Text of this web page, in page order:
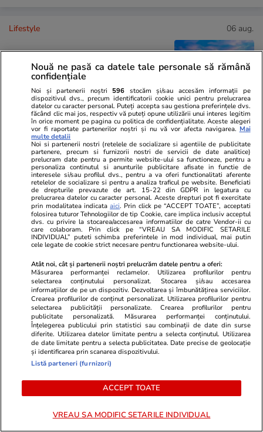
Lifestyle 06 aug.
30 de expresii în turcă esențiale
pentru vacanță: de la bazar la
plajă
Lifestyle 04 aug.
Cum se scrie corect: bineînțeles
sau bine înțeles
Interviu
Știri România 13:00
Curs de prim ajutor pentru
animale din România. Ce
trebuie să știi dacă întâlnești un
animal aflat în pericol. Corina
Fierbințeanu: „Uneori, cel mai
bun ajutor pe care îl poți oferi
este să știi ce să nu faci”
Nouă ne pasă ca datele tale personale să rămână
confidențiale
Noi și partenerii noștri 596 stocăm și/sau accesăm informații pe
dispozitivul dvs., precum identificatorii cookie unici pentru prelucrarea
datelor cu caracter personal. Puteți accepta sau gestiona preferințele dvs.
făcând clic mai jos, respectiv vă puteți opune utilizării unui interes legitim
în orice moment pe pagina cu politica de confidențialitate. Aceste alegeri
vor fi raportate partenerilor noștri și nu vă vor afecta navigarea. Mai
multe detalii
Noi si partenerii nostri (retelele de socializare si agentiile de publicitate
partenere, precum si furnizorii nostri de servicii de date analitice)
prelucram date pentru a permite website-ului sa functioneze, pentru a
personaliza continutul si anunturile publicitare afisate in functie de
interesele si/sau profilul dvs., pentru a va oferi functionalitati aferente
retelelor de socializare si pentru a analiza traficul pe website. Beneficiati
de drepturile prevazute de art. 15-22 din GDPR in legatura cu
prelucrarea datelor cu caracter personal. Aceste drepturi pot fi exercitate
prin modalitatea indicataaici. Prin click pe “ACCEPT TOATE”, acceptati
folosirea tuturor Tehnologiilor de tip Cookie, care implica inclusiv acceptul
dvs. cu privire la stocarea/accesarea informatiilor de catre Vendor-ii cu
care colaboram. Prin click pe “VREAU SA MODIFIC SETARILE
INDIVIDUAL” puteti schimba preferintele in mod individual, mai putin
cele legate de cookie strict necesare pentru functionarea website-ului.
Atât noi, cât și partenerii noștri prelucrăm datele pentru a oferi:
Măsurarea performanței reclamelor. Utilizarea profilurilor pentru
selectarea conținutului personalizat. Stocarea și/sau accesarea
informațiilor de pe un dispozitiv. Dezvoltarea și îmbunătățirea serviciilor.
Crearea profilurilor de conținut personalizat. Utilizarea profilurilor pentru
selectarea publicității personalizate. Crearea profilurilor pentru
publicitate personalizată. Măsurarea performanței conținutului.
Înțelegerea publicului prin statistici sau combinații de date din surse
diferite. Utilizarea datelor limitate pentru a selecta conținutul. Utilizarea
de date limitate pentru a selecta publicitatea. Date precise de geolocație
și identificarea prin scanarea dispozitivului.
Listă parteneri (furnizori)
ACCEPT TOATE
VREAU SA MODIFIC SETARILE INDIVIDUAL